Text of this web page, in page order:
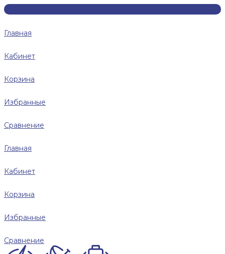
Главная
Кабинет
Корзина
Избранные
Сравнение
Главная
Кабинет
Корзина
Избранные
Сравнение